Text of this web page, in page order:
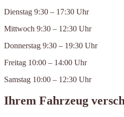
Dienstag 9:30 – 17:30 Uhr
Mittwoch 9:30 – 12:30 Uhr
Donnerstag 9:30 – 19:30 Uhr
Freitag 10:00 – 14:00 Uhr
Samstag 10:00 – 12:30 Uhr
Ihrem Fahrzeug